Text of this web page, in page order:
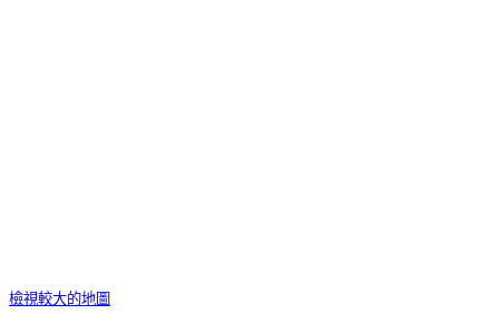
檢視較大的地圖